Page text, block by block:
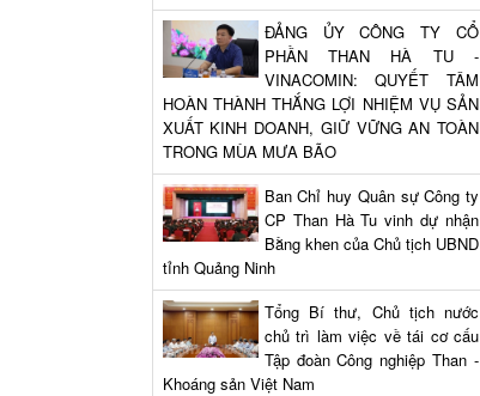
ĐẢNG ỦY CÔNG TY CỔ
PHẦN THAN HÀ TU -
VINACOMIN: QUYẾT TÂM
HOÀN THÀNH THẮNG LỢI NHIỆM VỤ SẢN
XUẤT KINH DOANH, GIỮ VỮNG AN TOÀN
TRONG MÙA MƯA BÃO
Ban Chỉ huy Quân sự Công ty
CP Than Hà Tu vinh dự nhận
Bằng khen của Chủ tịch UBND
tỉnh Quảng Ninh
Tổng Bí thư, Chủ tịch nước
chủ trì làm việc về tái cơ cấu
Tập đoàn Công nghiệp Than -
Khoáng sản Việt Nam